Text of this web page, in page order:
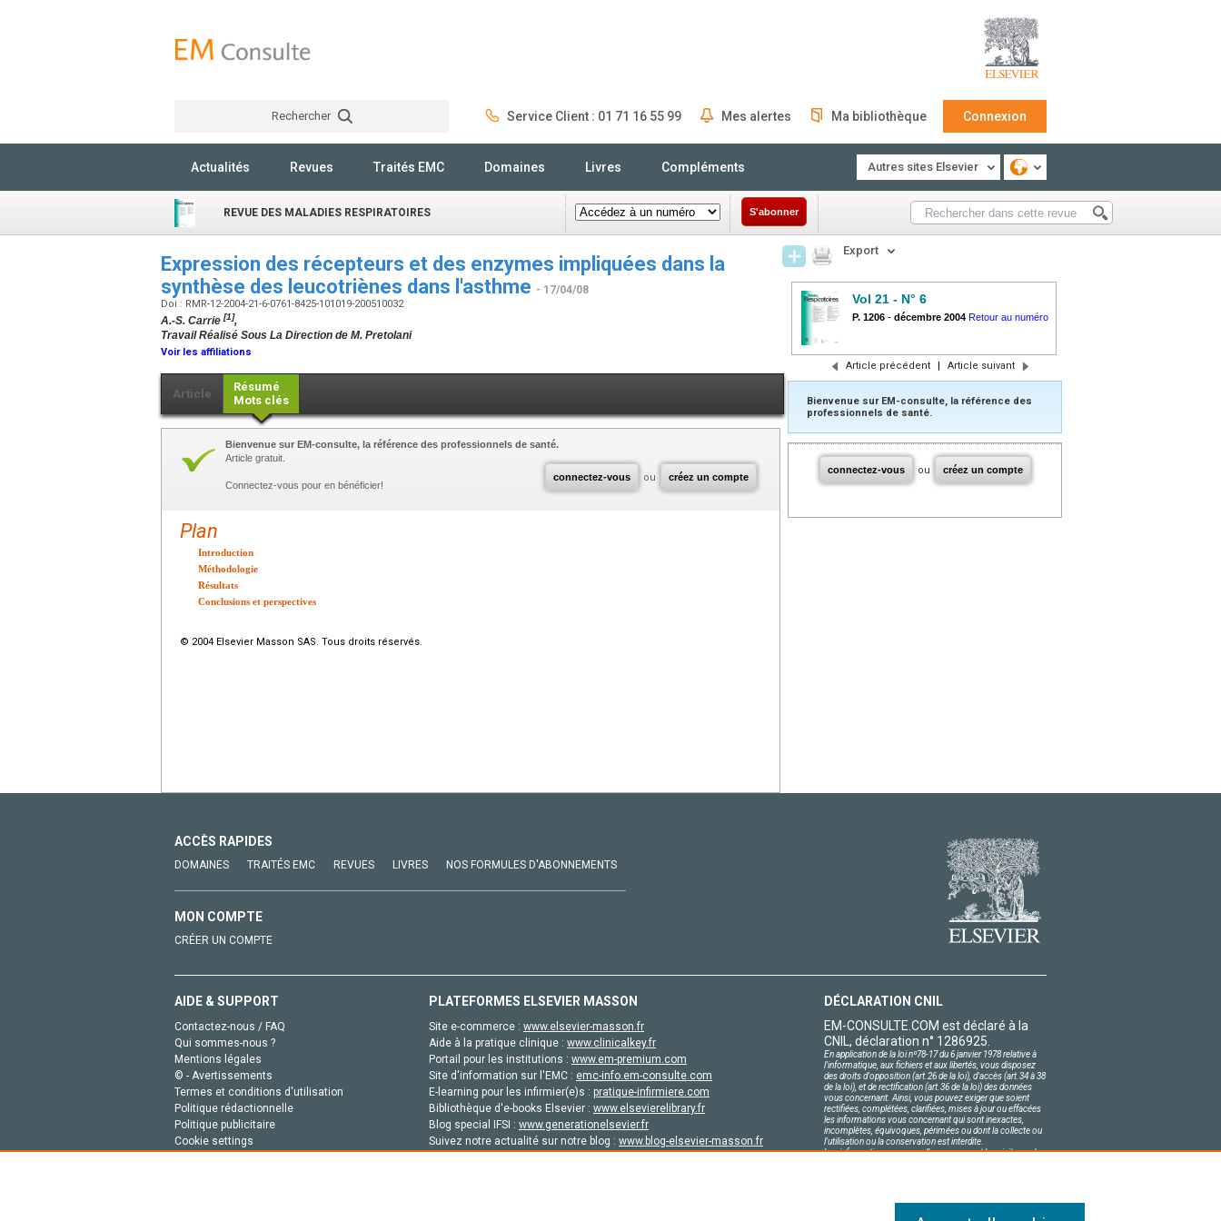
Rechercher Service Client : 01 71 16 55 99 Mes alertes Ma bibliothèque Connexion
Actualités Revues Traités EMC Domaines Livres Compléments Autres sites Elsevier
REVUE DES MALADIES RESPIRATOIRES S'abonner
Expression des récepteurs et des enzymes impliquées dans la
synthèse des leucotriènes dans l'asthme - 17/04/08
Doi : RMR-12-2004-21-6-0761-8425-101019-200510032
A.-S. Carrie [1],
Travail Réalisé Sous La Direction de M. Pretolani
Voir les affiliations
Article
Résumé
Mots clés
connectez-vous ou créez un compte
Bienvenue sur EM-consulte, la référence des professionnels de santé.
Article gratuit.
Connectez-vous pour en bénéficier!
Plan
Introduction
Méthodologie
Résultats
Conclusions et perspectives
© 2004 Elsevier Masson SAS. Tous droits réservés.
Export
Vol 21 - N° 6
P. 1206 - décembre 2004 Retour au numéro
Article précédent | Article suivant
Bienvenue sur EM-consulte, la référence des
professionnels de santé.
connectez-vous ou créez un compte
ACCÈS RAPIDES
DOMAINES TRAITÉS EMC REVUES LIVRES NOS FORMULES D'ABONNEMENTS
MON COMPTE
CRÉER UN COMPTE
AIDE & SUPPORT
Contactez-nous / FAQ
Qui sommes-nous ?
Mentions légales
© - Avertissements
Termes et conditions d'utilisation
Politique rédactionnelle
Politique publicitaire
Cookie settings
PLATEFORMES ELSEVIER MASSON
Site e-commerce : www.elsevier-masson.fr
Aide à la pratique clinique : www.clinicalkey.fr
Portail pour les institutions : www.em-premium.com
Site d'information sur l'EMC : emc-info.em-consulte.com
E-learning pour les infirmier(e)s : pratique-infirmiere.com
Bibliothèque d'e-books Elsevier : www.elsevierelibrary.fr
Blog special IFSI : www.generationelsevier.fr
Suivez notre actualité sur notre blog : www.blog-elsevier-masson.fr
DÉCLARATION CNIL
EM-CONSULTE.COM est déclaré à la
CNIL, déclaration n° 1286925.
En application de la loi nº78-17 du 6 janvier 1978 relative à
l'informatique, aux fichiers et aux libertés, vous disposez
des droits d'opposition (art.26 de la loi), d'accès (art.34 à 38
de la loi), et de rectification (art.36 de la loi) des données
vous concernant. Ainsi, vous pouvez exiger que soient
rectifiées, complétées, clarifiées, mises à jour ou effacées
les informations vous concernant qui sont inexactes,
incomplètes, équivoques, périmées ou dont la collecte ou
l'utilisation ou la conservation est interdite.
Les informations personnelles concernant les visiteurs de